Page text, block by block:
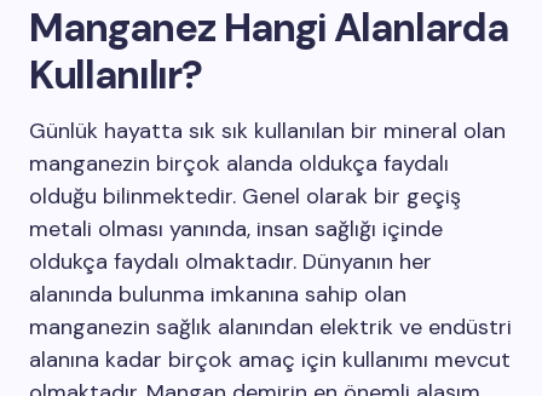
Manganez Hangi Alanlarda
Kullanılır?
Günlük hayatta sık sık kullanılan bir mineral olan
manganezin birçok alanda oldukça faydalı
olduğu bilinmektedir. Genel olarak bir geçiş
metali olması yanında, insan sağlığı içinde
oldukça faydalı olmaktadır. Dünyanın her
alanında bulunma imkanına sahip olan
manganezin sağlık alanından elektrik ve endüstri
alanına kadar birçok amaç için kullanımı mevcut